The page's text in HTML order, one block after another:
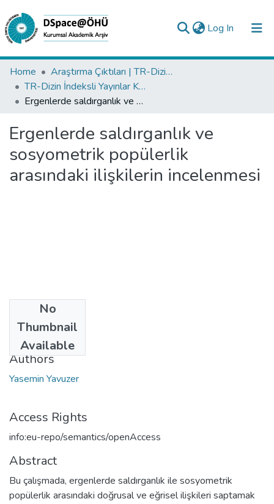
Log In (current)
Collections
All of DSpace
Analyze
Request/Question
Home
Araştırma Çıktıları | TR-Dizin | WoS | Scopus | PubMed
TR-Dizin İndeksli Yayınlar Koleksiyonu
Ergenlerde saldırganlık ve sosyometrik popülerlik arasındaki ilişkilerin incelenmesi
Ergenlerde saldırganlık ve
sosyometrik popülerlik
arasındaki ilişkilerin incelenmesi
No
Thumbnail
Available
2013
Authors
Yasemin Yavuzer
Access Rights
info:eu-repo/semantics/openAccess
Abstract
Bu çalışmada, ergenlerde saldırganlık ile sosyometrik
popülerlik arasındaki doğrusal ve eğrisel ilişkileri saptamak